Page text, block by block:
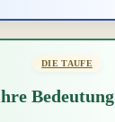
DIE TAUFE
Bedeutung